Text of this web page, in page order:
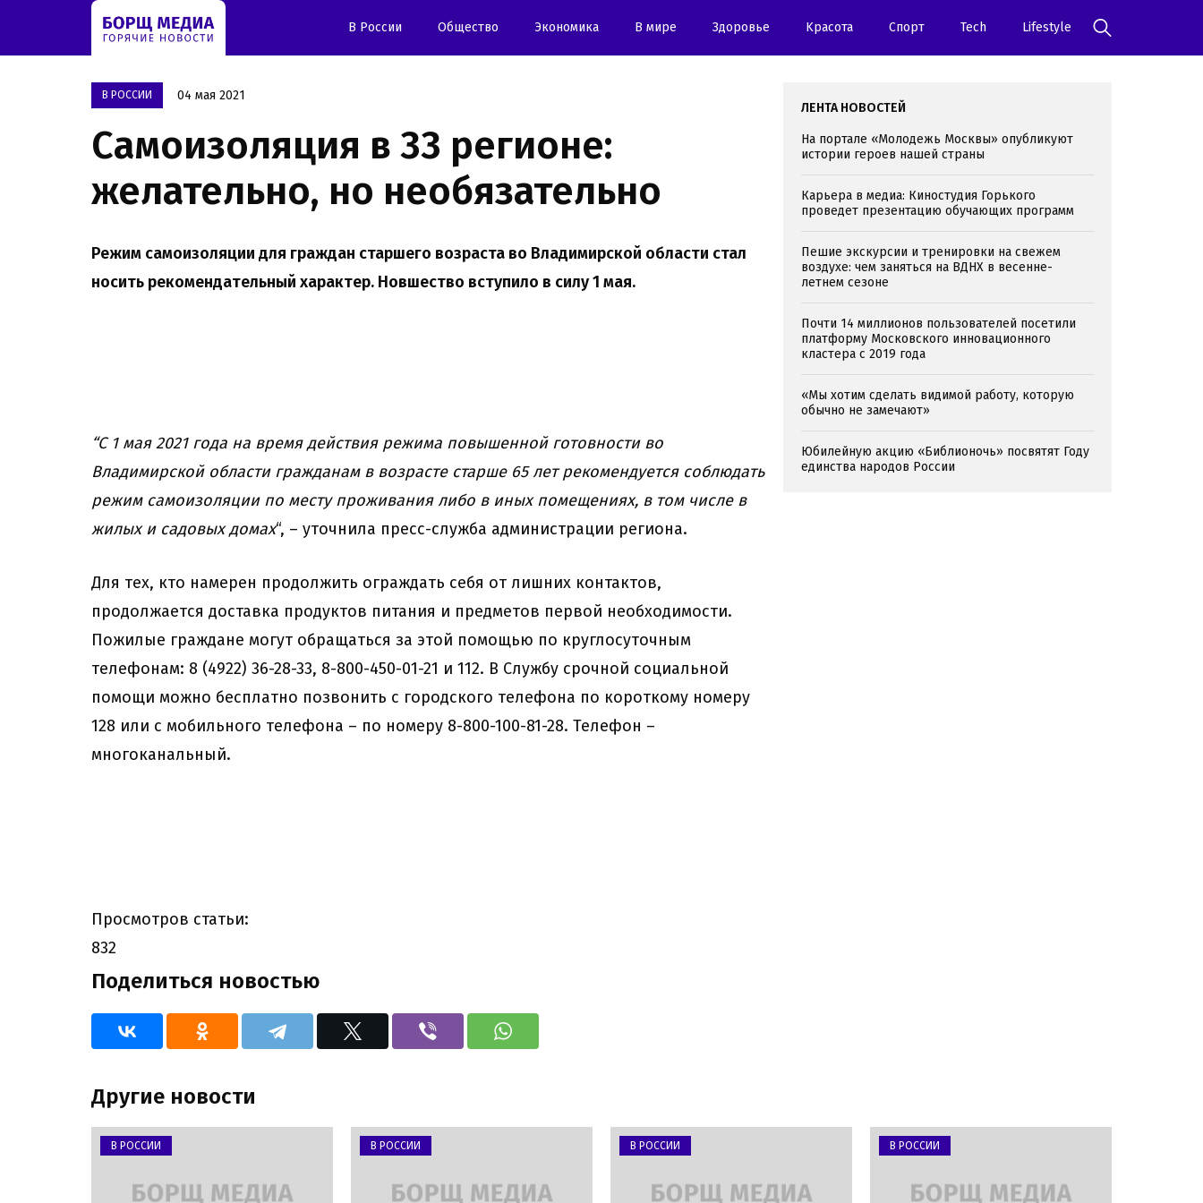
В России Oбщество Экономика В мире Здоровье Kрасота Спорт Tech Lifestyle
В РОССИИ 04 мая 2021
Самоизоляция в 33 регионе:
желательно, но необязательно
Режим самоизоляции для граждан старшего возраста во Владимирской области стал
носить рекомендательный характер. Новшество вступило в силу 1 мая.
“С 1 мая 2021 года на время действия режима повышенной готовности во
Владимирской области гражданам в возрасте старше 65 лет рекомендуется соблюдать
режим самоизоляции по месту проживания либо в иных помещениях, в том числе в
жилых и садовых домах“, – уточнила пресс-служба администрации региона.
Для тех, кто намерен продолжить ограждать себя от лишних контактов,
продолжается доставка продуктов питания и предметов первой необходимости.
Пожилые граждане могут обращаться за этой помощью по круглосуточным
телефонам: 8 (4922) 36-28-33, 8-800-450-01-21 и 112. В Службу срочной социальной
помощи можно бесплатно позвонить с городского телефона по короткому номеру
128 или с мобильного телефона – по номеру 8-800-100-81-28. Телефон –
многоканальный.
Просмотров статьи:
832
Поделиться новостью
ЛЕНТА НОВОСТЕЙ
На портале «Молодежь Москвы» опубликуют
истории героев нашей страны
Карьера в медиа: Киностудия Горького
проведет презентацию обучающих программ
Пешие экскурсии и тренировки на свежем
воздухе: чем заняться на ВДНХ в весенне-
летнем сезоне
Почти 14 миллионов пользователей посетили
платформу Московского инновационного
кластера с 2019 года
«Мы хотим сделать видимой работу, которую
обычно не замечают»
Юбилейную акцию «Библионочь» посвятят Году
единства народов России
Другие новости
В РОССИИ В РОССИИ В РОССИИ В РОССИИ